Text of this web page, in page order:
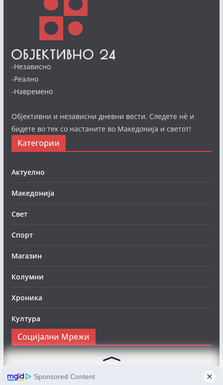
-Независно
-Реално
-Навремено
Објективни и независни дневни вести. Следете нè и
бидете во тек со настаните во Македонија и светот!
Категории
Актуелно
Македонија
Свет
Спорт
Магазин
Колумни
Хроника
Култура
Социјални Мрежи